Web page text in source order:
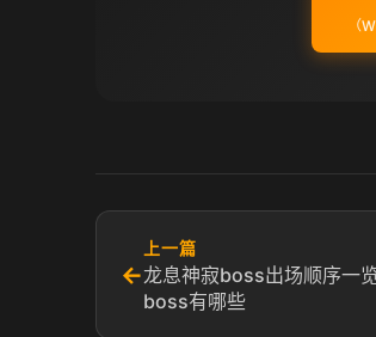
（
←
上一篇
龙息神寂boss出场顺序一
boss有哪些